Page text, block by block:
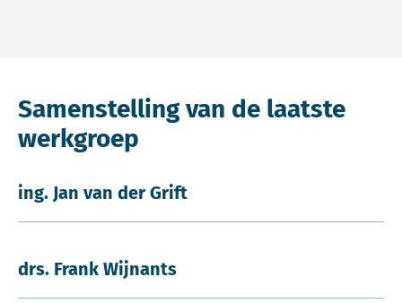
Samenstelling van de laatste
werkgroep
ing. Jan van der Grift
drs. Frank Wijnants